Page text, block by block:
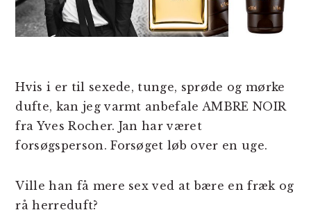
Hvis i er til sexede, tunge, sprøde og mørke
dufte, kan jeg varmt anbefale AMBRE NOIR
fra Yves Rocher. Jan har været
forsøgsperson. Forsøget løb over en uge.
Ville han få mere sex ved at bære en fræk og
rå herreduft?